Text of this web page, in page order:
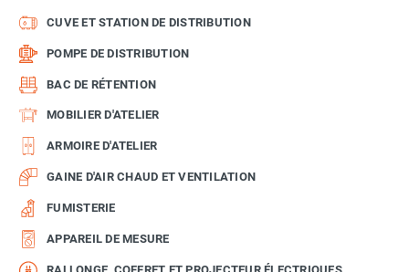
CUVE ET STATION DE DISTRIBUTION
POMPE DE DISTRIBUTION
BAC DE RÉTENTION
MOBILIER D'ATELIER
ARMOIRE D'ATELIER
GAINE D'AIR CHAUD ET VENTILATION
FUMISTERIE
APPAREIL DE MESURE